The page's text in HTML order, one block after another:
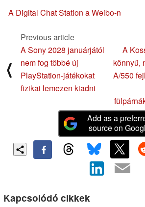
A Digital Chat Station a Weibo-n
⟨
Previous article
A Sony 2028 januárjától
nem fog többé új
PlayStation-játékokat
fizikai lemezen kiadni
A
könnyű,
A/550
Add as a
source on
Kapcsolódó cikkek